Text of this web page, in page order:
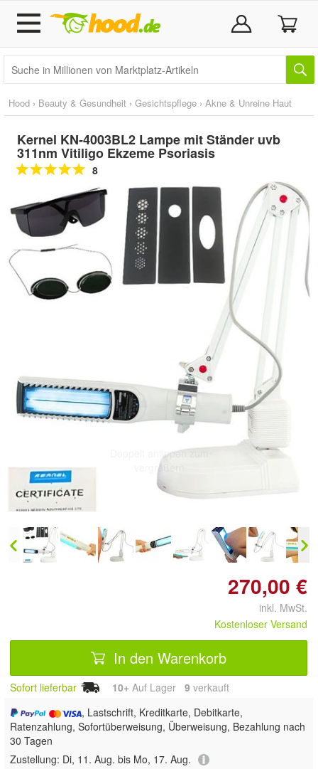
Hood › Beauty & Gesundheit › Gesichtspflege › Akne & Unreine Haut
Kernel KN-4003BL2 Lampe mit Ständer uvb
311nm Vitiligo Ekzeme Psoriasis
8
Doppelt antippen zum
vergrößern
270,00 €
inkl. MwSt.
Kostenloser Versand
In den Warenkorb
Sofort lieferbar 10+ Auf Lager 9 verkauft
, Lastschrift, Kreditkarte, Debitkarte,
Ratenzahlung, Sofortüberweisung, Überweisung, Bezahlung nach
30 Tagen
Zustellung: Di, 11. Aug. bis Mo, 17. Aug.